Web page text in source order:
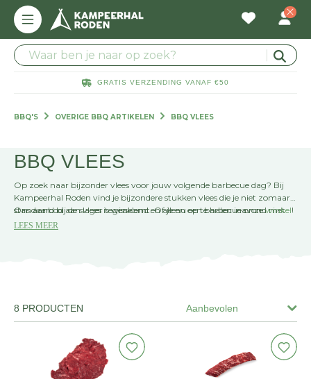
GRATIS VERZENDING VANAF €50
BBQ'S OVERIGE BBQ ARTIKELEN BBQ VLEES
BBQ VLEES
Op zoek naar bijzonder vlees voor jouw volgende barbecue dag? Bij
Kampeerhal Roden vind je bijzondere stukken vlees die je niet zomaar
standaard bij de slager tegenkomt. Of je nu een barbecueavond met
vrienden hebt gepland of een lekker diner voor twee gaat maken, wij
Ons aanbod aan vlees is wisselend en alleen op te halen in onzewinkel!
LEES MEER
Aanbevolen
8 PRODUCTEN